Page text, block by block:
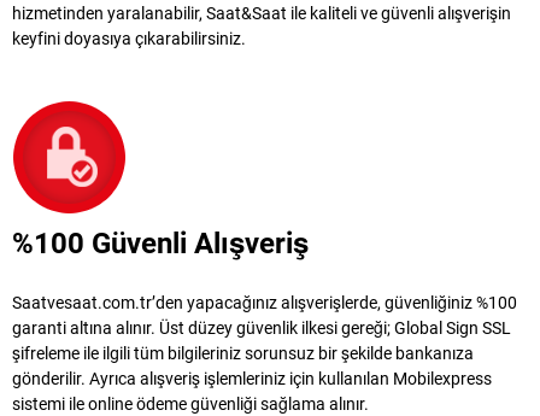
hizmetinden yaralanabilir, Saat&Saat ile kaliteli ve güvenli alışverişin
keyfini doyasıya çıkarabilirsiniz.
%100 Güvenli Alışveriş
Saatvesaat.com.tr’den yapacağınız alışverişlerde, güvenliğiniz %100
garanti altına alınır. Üst düzey güvenlik ilkesi gereği; Global Sign SSL
şifreleme ile ilgili tüm bilgileriniz sorunsuz bir şekilde bankanıza
gönderilir. Ayrıca alışveriş işlemleriniz için kullanılan Mobilexpress
sistemi ile online ödeme güvenliği sağlama alınır.